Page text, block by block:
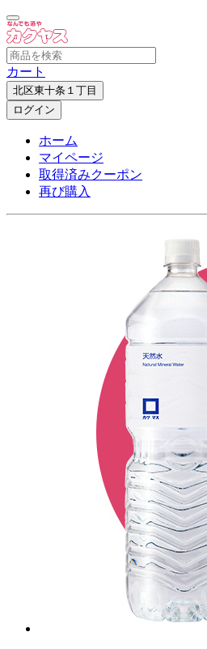
カート
北区東十条１丁目
ログイン
ホーム
マイページ
取得済みクーポン
再び購入